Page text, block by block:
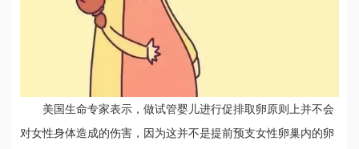
美国生命专家表示，做试管婴儿进行促排取卵原则上并不会
对女性身体造成的伤害，因为这并不是提前预支女性卵巢内的卵